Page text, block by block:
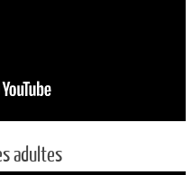
adultes